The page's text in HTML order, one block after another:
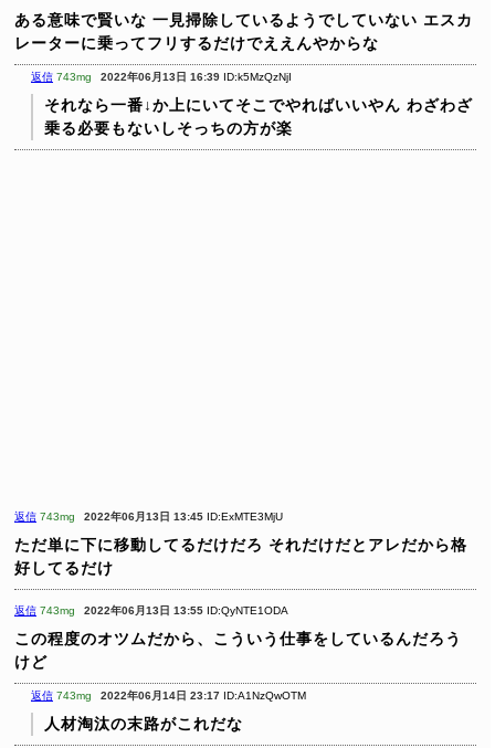
ある意味で賢いな 一見掃除しているようでしていない エスカ
レーターに乗ってフリするだけでええんやからな
返信 743mg 2022年06月13日 16:39 ID:k5MzQzNjI
それなら一番↓か上にいてそこでやればいいやん わざわざ
乗る必要もないしそっちの方が楽
返信 743mg 2022年06月13日 13:45 ID:ExMTE3MjU
ただ単に下に移動してるだけだろ それだけだとアレだから格
好してるだけ
返信 743mg 2022年06月13日 13:55 ID:QyNTE1ODA
この程度のオツムだから、こういう仕事をしているんだろう
けど
返信 743mg 2022年06月14日 23:17 ID:A1NzQwOTM
人材淘汰の末路がこれだな